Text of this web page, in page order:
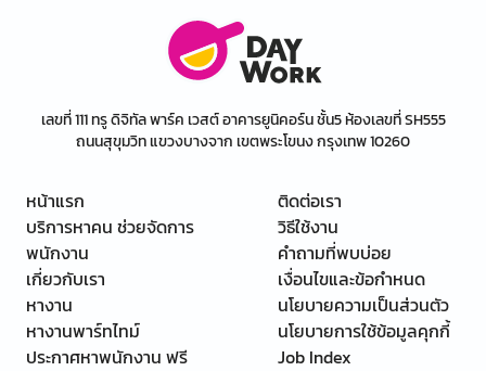
เลขที่ 111 ทรู ดิจิทัล พาร์ค เวสต์ อาคารยูนิคอร์น ชั้น5 ห้องเลขที่ SH555
ถนนสุขุมวิท แขวงบางจาก เขตพระโขนง กรุงเทพ 10260
หน้าแรก
บริการหาคน ช่วยจัดการ
พนักงาน
เกี่ยวกับเรา
หางาน
หางานพาร์ทไทม์
ประกาศหาพนักงาน ฟรี
ติดต่อเรา
วิธีใช้งาน
คำถามที่พบบ่อย
เงื่อนไขและข้อกำหนด
นโยบายความเป็นส่วนตัว
นโยบายการใช้ข้อมูลคุกกี้
Job Index